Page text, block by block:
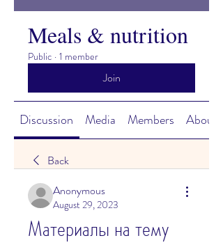
Meals & nutrition
Public · 1 member
Join
Discussion Media Members About
Back
Anonymous
August 29, 2023
Материалы на тему